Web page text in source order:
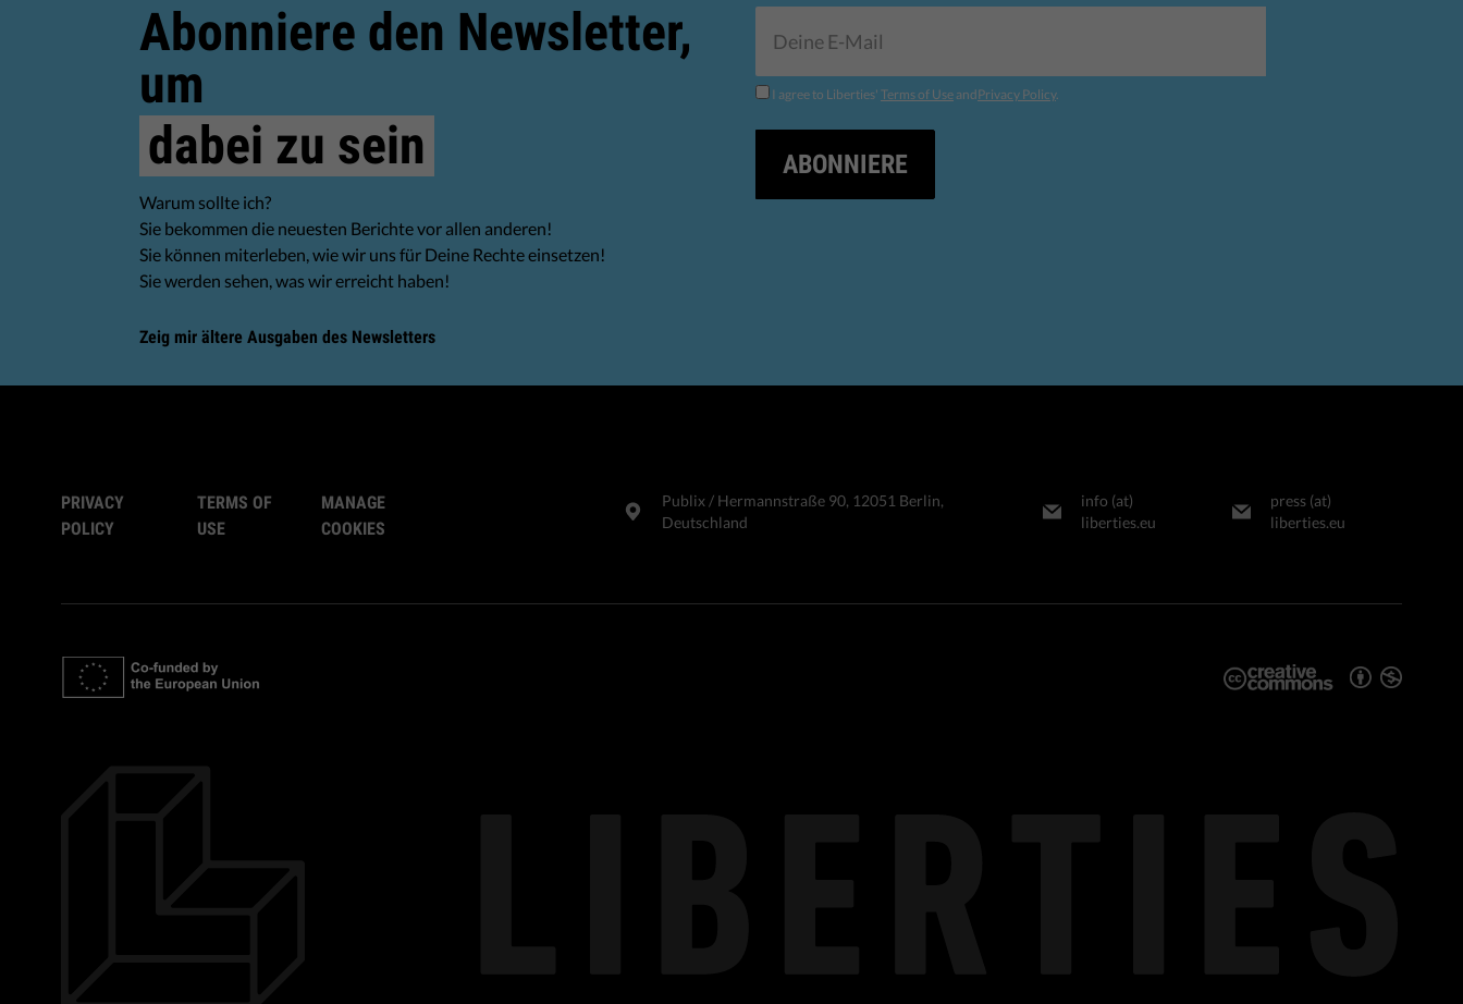
Abonniere den Newsletter,
um
dabei zu sein
Warum sollte ich?
Sie bekommen die neuesten Berichte vor allen anderen!
Sie können miterleben, wie wir uns für Deine Rechte einsetzen!
Sie werden sehen, was wir erreicht haben!
Zeig mir ältere Ausgaben des Newsletters
I agree to Liberties' Terms of Use andPrivacy Policy.
ABONNIERE
PRIVACY
POLICY
TERMS OF
USE
MANAGE
COOKIES
Publix​ / Hermannstraße 90, 12051 Berlin,
Deutschland
info (at)
liberties.eu
press (at)
liberties.eu